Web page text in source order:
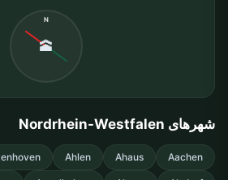
N
🕋
شهرهای Nordrhein-Westfalen
Aachen
Ahaus
Ahlen